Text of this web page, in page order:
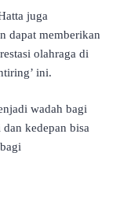
juga
dapat memberikan
olahraga di
ini.
wadah bagi
kedepan bisa